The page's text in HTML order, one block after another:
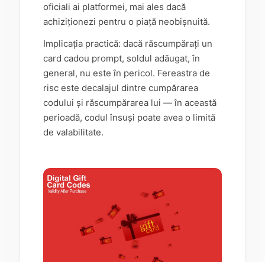
oficiali ai platformei, mai ales dacă
achiziționezi pentru o piață neobișnuită.
Implicația practică: dacă răscumpărați un
card cadou prompt, soldul adăugat, în
general, nu este în pericol. Fereastra de
risc este decalajul dintre cumpărarea
codului și răscumpărarea lui — în această
perioadă, codul însuși poate avea o limită
de valabilitate.